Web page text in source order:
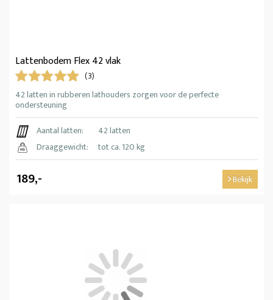
Lattenbodem Flex 42 vlak
(3)
42 latten in rubberen lathouders zorgen voor de perfecte
ondersteuning
Aantal latten:
42 latten
Draaggewicht:
tot ca. 120 kg
189,- Bekijk